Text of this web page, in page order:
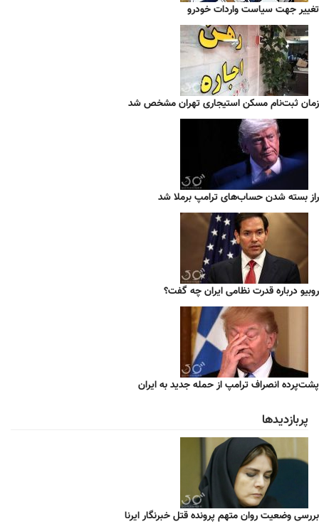
تغییر جهت سیاست واردات خودرو
زمان ثبت‌نام مسکن استیجاری تهران مشخص شد
راز بسته شدن حساب‌های ترامپ برملا شد
روبیو درباره قدرت نظامی ایران چه گفت؟
پشت‌پرده انصراف ترامپ از حمله جدید به ایران
پربازدیدها
بررسی وضعیت روان متهم پرونده قتل خبرنگار ایرنا